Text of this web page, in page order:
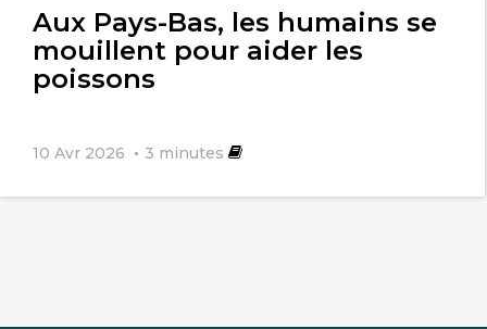
Aux Pays-Bas, les humains se
mouillent pour aider les
poissons
10 Avr 2026 3 minutes